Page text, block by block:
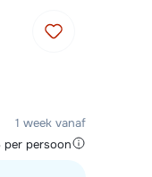
1 week vanaf
per persoon